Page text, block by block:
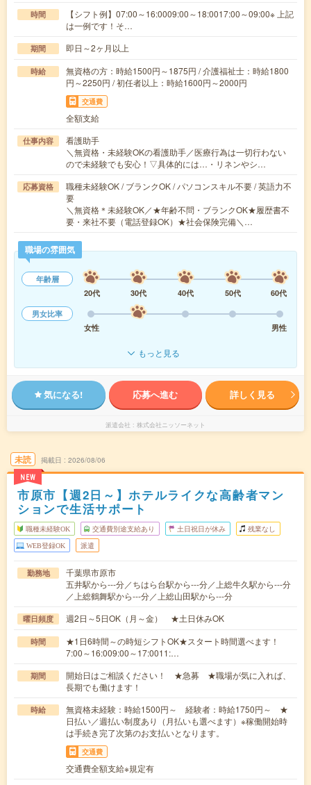
時間
【シフト例】07:00～16:0009:00～18:0017:00～09:00※ 上記
は一例です！そ…
期間 即日～2ヶ月以上
時給
無資格の方：時給1500円～1875円 / 介護福祉士：時給1800
円～2250円 / 初任者以上：時給1600円～2000円
交通費
全額支給
仕事内容
看護助手
＼無資格・未経験OKの看護助手／医療行為は一切行わない
ので未経験でも安心！▽具体的には…・リネンやシ…
応募資格
職種未経験OK / ブランクOK / パソコンスキル不要 / 英語力不
要
＼無資格＊未経験OK／★年齢不問・ブランクOK★履歴書不
要・来社不要（電話登録OK）★社会保険完備＼…
職場の雰囲気
年齢層
20代
30代 40代 50代
60代
男女比率
女性
男性
もっと見る
気になる! 応募へ進む 詳しく見る
派遣会社 株式会社ニッソーネット
未読
NEW
掲載日 2026/08/06
市原市【週2日～】ホテルライクな高齢者マン
ションで生活サポート
職種未経験OK 交通費別途支給あり 土日祝日が休み 残業なし
WEB登録OK 派遣
勤務地
千葉県市原市
五井駅から---分／ちはら台駅から---分／上総牛久駅から---分
／上総鶴舞駅から---分／上総山田駅から---分
曜日頻度 週2日～5日OK（月～金） ★土日休みOK
時間
★1日6時間～の時短シフトOK★スタート時間選べます！
7:00～16:009:00～17:0011:…
期間
開始日はご相談ください！ ★急募 ★職場が気に入れば、
長期でも働けます！
時給
無資格未経験：時給1500円～ 経験者：時給1750円～ ★
日払い／週払い制度あり（月払いも選べます）※稼働開始時
は手続き完了次第のお支払いとなります。
交通費
交通費全額支給※規定有